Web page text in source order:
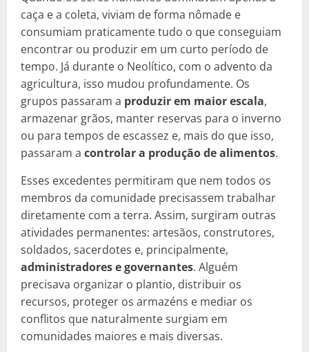
caça e a coleta, viviam de forma nômade e
consumiam praticamente tudo o que conseguiam
encontrar ou produzir em um curto período de
tempo. Já durante o Neolítico, com o advento da
agricultura, isso mudou profundamente. Os
grupos passaram a produzir em maior escala,
armazenar grãos, manter reservas para o inverno
ou para tempos de escassez e, mais do que isso,
passaram a controlar a produção de alimentos.
Esses excedentes permitiram que nem todos os
membros da comunidade precisassem trabalhar
diretamente com a terra. Assim, surgiram outras
atividades permanentes: artesãos, construtores,
soldados, sacerdotes e, principalmente,
administradores e governantes. Alguém
precisava organizar o plantio, distribuir os
recursos, proteger os armazéns e mediar os
conflitos que naturalmente surgiam em
comunidades maiores e mais diversas.